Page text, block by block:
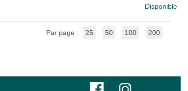
Disponible
Par page : 25 50 100 200